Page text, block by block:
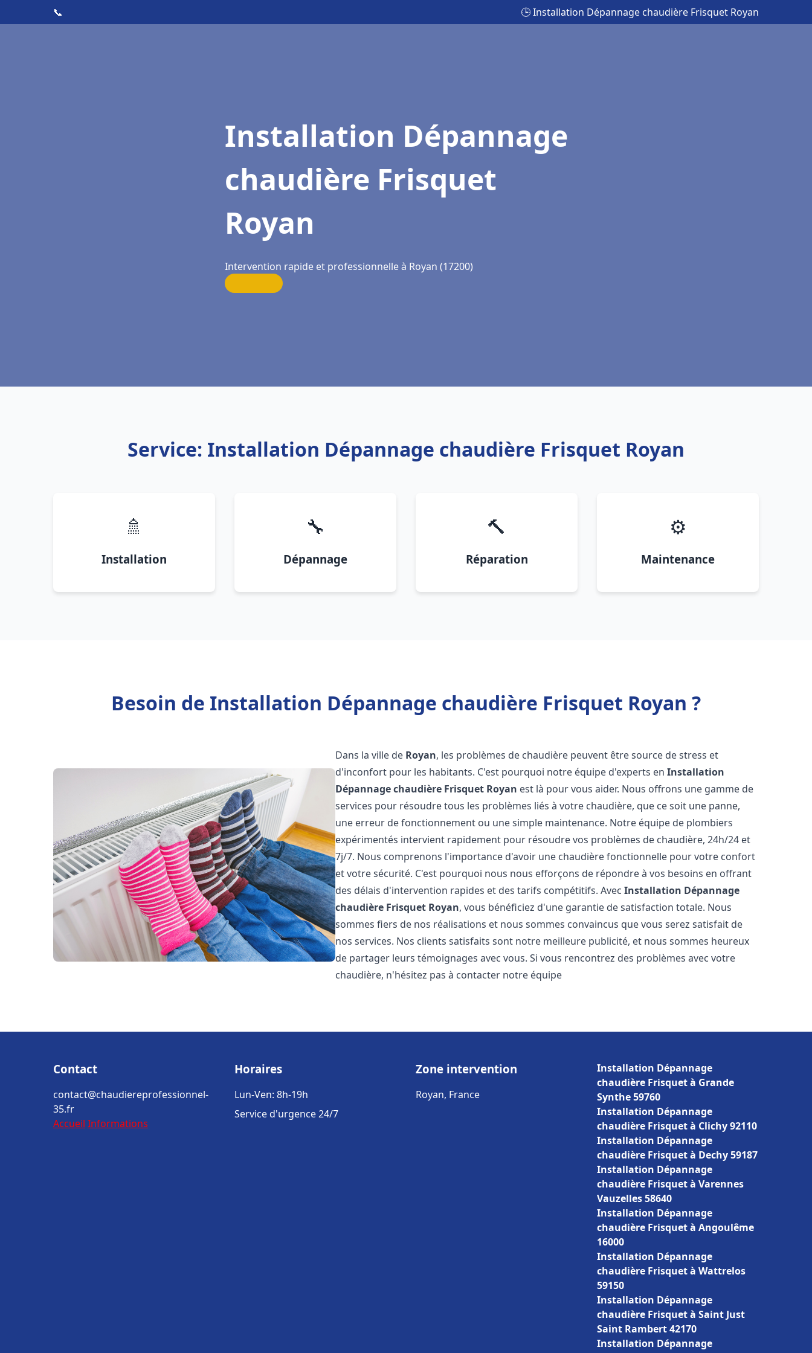
📞 🕒 Installation Dépannage chaudière Frisquet Royan
Installation Dépannage
chaudière Frisquet
Royan
Intervention rapide et professionnelle à Royan (17200)
Service: Installation Dépannage chaudière Frisquet Royan
🚿
Installation
🔧
Dépannage
🔨
Réparation
⚙️
Maintenance
Besoin de Installation Dépannage chaudière Frisquet Royan ?
Dans la ville de Royan, les problèmes de chaudière peuvent être source de stress et
d'inconfort pour les habitants. C'est pourquoi notre équipe d'experts enInstallation
Dépannage chaudière Frisquet Royan est là pour vous aider. Nous offrons une gamme de
services pour résoudre tous les problèmes liés à votre chaudière, que ce soit une panne,
une erreur de fonctionnement ou une simple maintenance. Notre équipe de plombiers
expérimentés intervient rapidement pour résoudre vos problèmes de chaudière, 24h/24 et
7j/7. Nous comprenons l'importance d'avoir une chaudière fonctionnelle pour votre confort
et votre sécurité. C'est pourquoi nous nous efforçons de répondre à vos besoins en offrant
des délais d'intervention rapides et des tarifs compétitifs. AvecInstallation Dépannage
chaudière Frisquet Royan, vous bénéficiez d'une garantie de satisfaction totale. Nous
sommes fiers de nos réalisations et nous sommes convaincus que vous serez satisfait de
nos services. Nos clients satisfaits sont notre meilleure publicité, et nous sommes heureux
de partager leurs témoignages avec vous. Si vous rencontrez des problèmes avec votre
chaudière, n'hésitez pas à contacter notre équipe
Contact
contact@chaudiereprofessionnel-
35.fr
Accueil Informations
Horaires
Lun-Ven: 8h-19h
Service d'urgence 24/7
Zone intervention
Royan, France
Installation Dépannage
chaudière Frisquet à Grande
Synthe 59760
Installation Dépannage
chaudière Frisquet à Clichy 92110
Installation Dépannage
chaudière Frisquet à Dechy 59187
Installation Dépannage
chaudière Frisquet à Varennes
Vauzelles 58640
Installation Dépannage
chaudière Frisquet à Angoulême
16000
Installation Dépannage
chaudière Frisquet à Wattrelos
59150
Installation Dépannage
chaudière Frisquet à Saint Just
Saint Rambert 42170
Installation Dépannage